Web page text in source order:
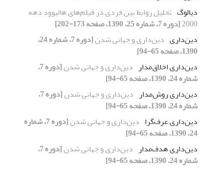
دیالوگ تحلیل روابط بین فردی در فیلم‌های هالیوود دهه
2000[دوره 7، شماره 25، 1390، صفحه 173-202]
دین‌داری دین‌داری و جهانی شدن
[دوره 7، شماره 24،
1390، صفحه 65-94]
دین‌داری اخلاق‌مدار دین‌داری و جهانی شدن
[دوره 7،
شماره 24، 1390، صفحه 65-94]
دین‌داری روش‌مدار دین‌داری و جهانی شدن
[دوره 7،
شماره 24، 1390، صفحه 65-94]
دین‌داری عرف‌گرا دین‌داری و جهانی شدن
[دوره 7، شماره
24، 1390، صفحه 65-94]
دین‌داری هدف‌مدار دین‌داری و جهانی شدن
[دوره 7،
شماره 24، 1390، صفحه 65-94]